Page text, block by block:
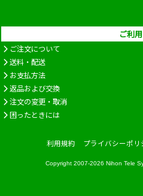
ご利
ご注文について
送料・配送
お支払方法
返品および交換
注文の変更・取消
困ったときには
利用規約 プライバシーポリ
Copyright 2007-2026 Nihon Tele